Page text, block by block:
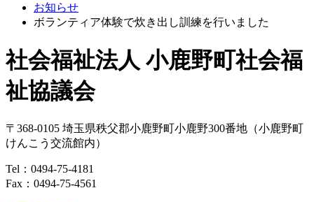
お知らせ
ボランティア体験で炊き出し訓練を行いました
社会福祉法人 小鹿野町社会福
祉協議会
〒368-0105 埼玉県秩父郡小鹿野町小鹿野300番地 （小鹿野町
けんこう交流館内）
Tel： 0494-75-4181
Fax：0494-75-4561